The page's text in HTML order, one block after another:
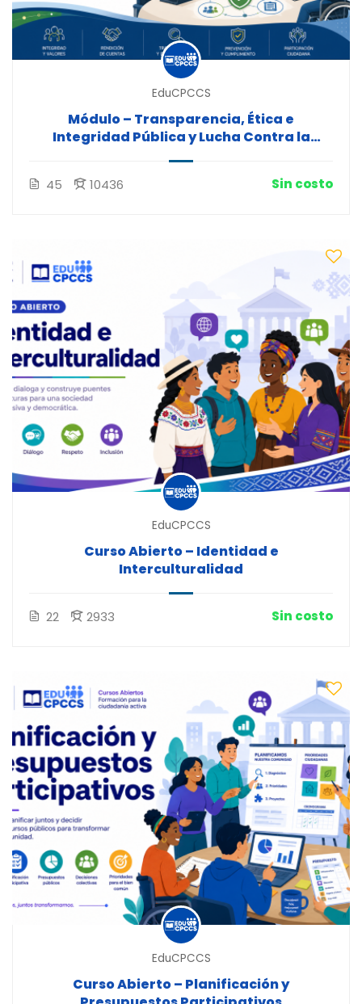
EduCPCCS
Módulo – Transparencia, Ética e
Integridad Pública y Lucha Contra la
45 10436 Sin costo
EduCPCCS
Curso Abierto – Identidad e
Interculturalidad
22 2933 Sin costo
EduCPCCS
Curso Abierto – Planificación y